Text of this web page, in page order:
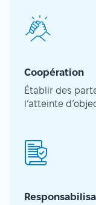
Coopération
Établir des
l’atteinte